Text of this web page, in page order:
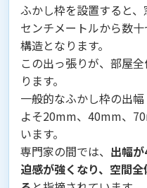
ふかし枠を設置すると
センチメートルから数
構造となります。
この出っ張りが、部屋
ります。
一般的なふかし枠の出
よそ20mm、40mm、
います。
専門家の間では、 出幅
迫感が強くなり、空間